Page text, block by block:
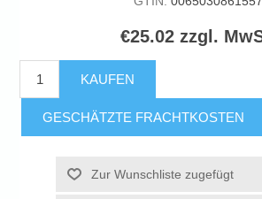
€25.02 zzgl.
KAUFEN
GESCHÄTZTE FRACHTKOSTEN
Zur Wunschliste zugefügt